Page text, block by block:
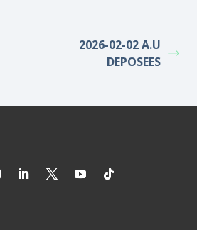
2026-02-02 A.U
DEPOSEES